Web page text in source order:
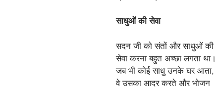
साधुओं की सेवा
सदन जी को संतों और साधुओं की
सेवा करना बहुत अच्छा लगता था।
जब भी कोई साधु उनके घर आता,
वे उसका आदर करते और भोजन